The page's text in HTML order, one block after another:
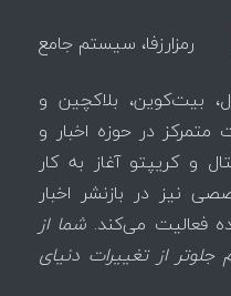
رمزارزفا، سیستم جامع
بیت‌کوین، بلاکچین و
1400 به صورت متمرکز در حوزه اخبار و
و کریپتو آغاز به کار
نیز در بازنشر اخبار
فعالیت می‌کند.شما از
از تغییرات دنیای